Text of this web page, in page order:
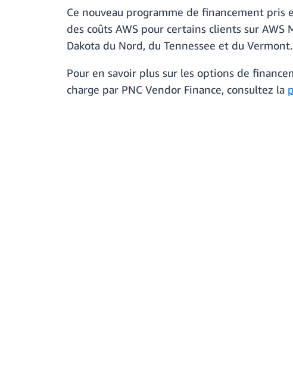
Ce nouveau programme de financement pris
des coûts AWS pour certains clients sur
Dakota du Nord, du Tennessee et du Vermont.
Pour en savoir plus sur les options de
charge par PNC Vendor Finance, consultez la